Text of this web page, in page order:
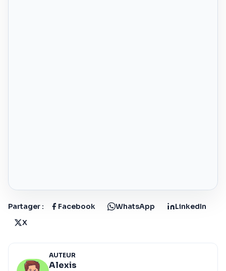
Partager : Facebook WhatsApp
LinkedIn
X
AUTEUR
Alexis